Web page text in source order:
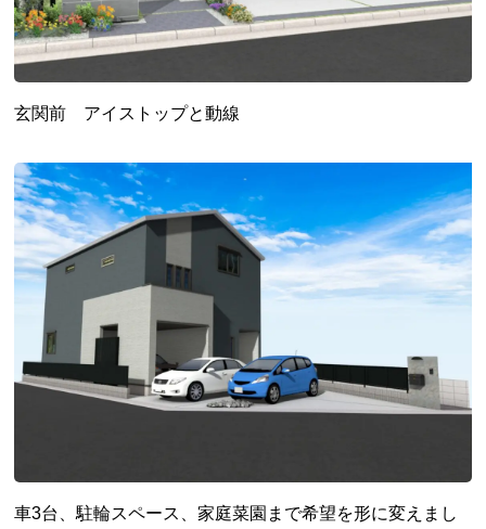
玄関前 アイストップと動線
車3台、駐輪スペース、家庭菜園まで希望を形に変えまし